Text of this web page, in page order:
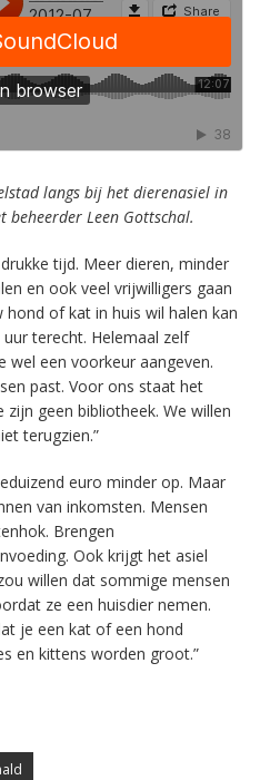
langs bij het dierenasiel in
beheerder Leen Gottschal.
tijd. Meer dieren, minder
en ook veel vrijwilligers gaan
of kat in huis wil halen kan
terecht. Helemaal zelf
wel een voorkeur aangeven.
past. Voor ons staat het
geen bibliotheek. We willen
terugzien.”
euro minder op. Maar
van inkomsten. Mensen
Brengen
Ook krijgt het asiel
willen dat sommige mensen
ze een huisdier nemen.
je een kat of een hond
en kittens worden groot.”